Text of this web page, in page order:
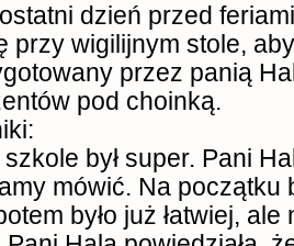
dzień przed
przy wigilijnym stole,
przez panią
pod choinką.
był super. Pani
mówić. Na początku
było już łatwiej,